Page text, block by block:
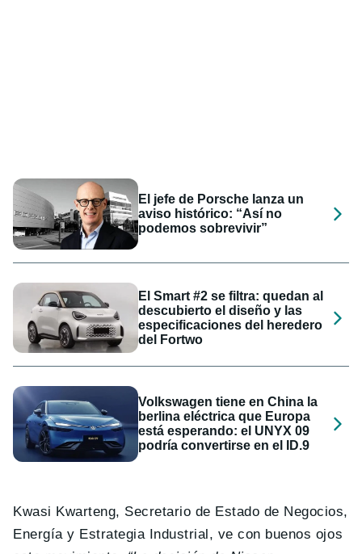
El jefe de Porsche lanza un
aviso histórico: “Así no
podemos sobrevivir”
El Smart #2 se filtra: quedan al
descubierto el diseño y las
especificaciones del heredero
del Fortwo
Volkswagen tiene en China la
berlina eléctrica que Europa
está esperando: el UNYX 09
podría convertirse en el ID.9
Kwasi Kwarteng, Secretario de Estado de Negocios,
Energía y Estrategia Industrial, ve con buenos ojos